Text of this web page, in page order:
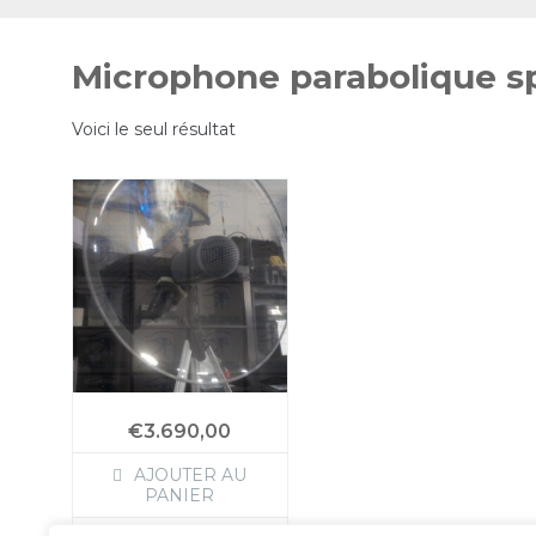
Microphone parabolique
Voici le seul résultat
€3.690,00
AJOUTER AU
PANIER